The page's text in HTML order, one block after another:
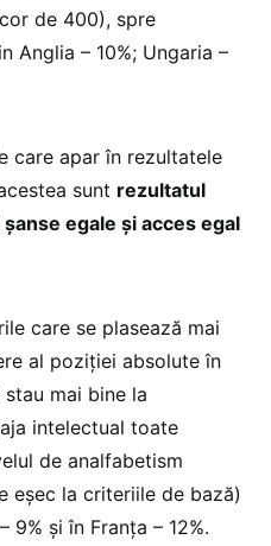
de 400), spre
Anglia – 10%; Ungaria –
care apar în rezultatele
sunt rezultatul
egale și acces egal
care se plasează mai
al poziției absolute în
mai bine la
intelectual toate
de analfabetism
eșec la criteriile de bază)
9% și în Franța – 12%.